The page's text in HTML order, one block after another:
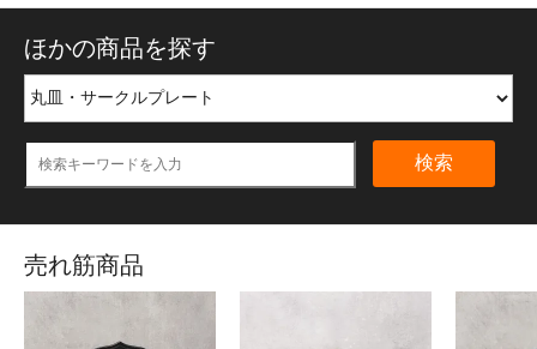
ほかの商品を探す
検索
売れ筋商品